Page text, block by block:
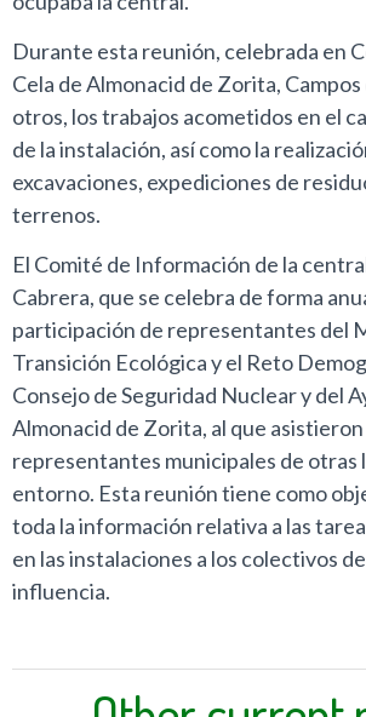
Durante esta reunión, celebrada en
Cela de Almonacid de Zorita,
otros, los trabajos acometidos en el
de la instalación, así como la
excavaciones, expediciones de
terrenos.
El Comité de Información de la
Cabrera, que se celebra de forma
participación de representantes del
Transición Ecológica y el Reto
Consejo de Seguridad Nuclear y del
Almonacid de Zorita, al que
representantes municipales de otras
entorno. Esta reunión tiene como
toda la información relativa a las
en las instalaciones a los colectivos
influencia.